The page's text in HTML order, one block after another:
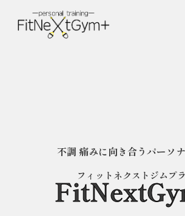
不調 痛みに向き合うパーソ
フィットネクストジムプ